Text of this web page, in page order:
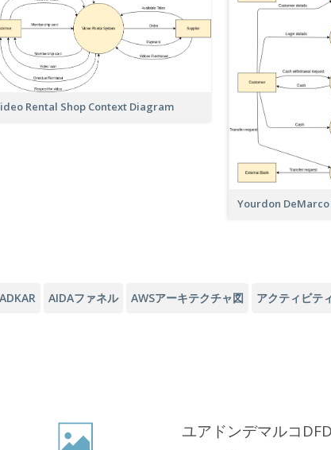
Rental Shop Context Diagram
Yourdon DeMarco
ADKAR AIDAファネル AWSアーキテクチャ図 アクティビテ
ユアドンデマルコ